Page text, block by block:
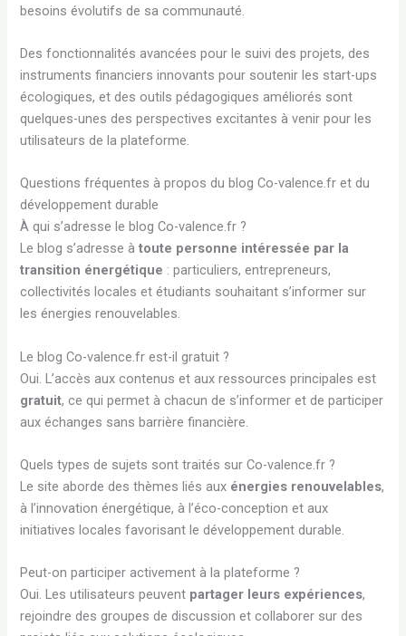
besoins évolutifs de sa communauté.
Des fonctionnalités avancées pour le suivi des projets, des
instruments financiers innovants pour soutenir les start-ups
écologiques, et des outils pédagogiques améliorés sont
quelques-unes des perspectives excitantes à venir pour les
utilisateurs de la plateforme.
Questions fréquentes à propos du blog Co-valence.fr et du
développement durable
À qui s’adresse le blog Co-valence.fr ?
Le blog s’adresse àtoute personne intéressée par la
transition énergétique : particuliers, entrepreneurs,
collectivités locales et étudiants souhaitant s’informer sur
les énergies renouvelables.
Le blog Co-valence.fr est-il gratuit ?
Oui. L’accès aux contenus et aux ressources principales est
gratuit, ce qui permet à chacun de s’informer et de participer
aux échanges sans barrière financière.
Quels types de sujets sont traités sur Co-valence.fr ?
Le site aborde des thèmes liés aux énergies renouvelables,
à l’innovation énergétique, à l’éco-conception et aux
initiatives locales favorisant le développement durable.
Peut-on participer activement à la plateforme ?
Oui. Les utilisateurs peuvent partager leurs expériences,
rejoindre des groupes de discussion et collaborer sur des